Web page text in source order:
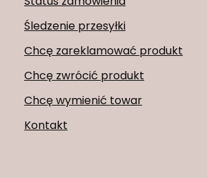
Śledzenie przesyłki
Chcę zareklamować produkt
Chcę zwrócić produkt
Chcę wymienić towar
Kontakt